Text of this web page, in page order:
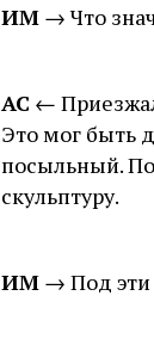
ИМ → Что
АС ←
Это мог быть
посыльный.
скульптуру.
ИМ → Под эти